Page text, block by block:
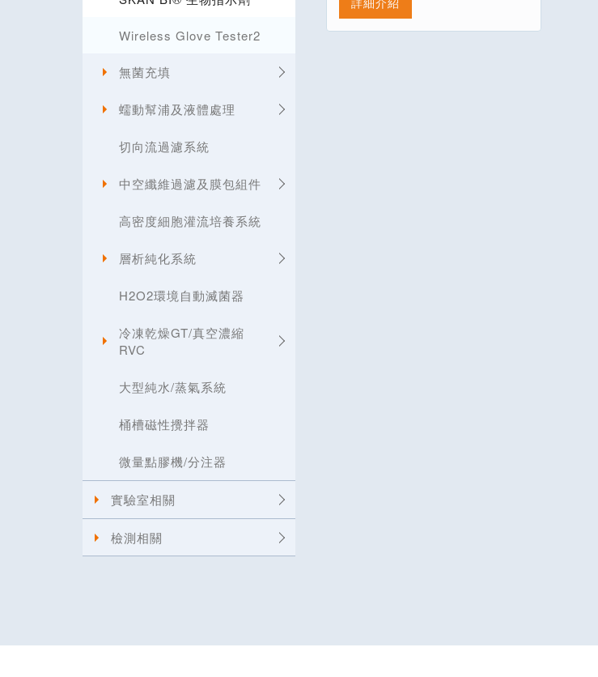
Wireless Glove Tester2
無菌充填
蠕動幫浦及液體處理
切向流過濾系統
中空纖維過濾及膜包組件
高密度細胞灌流培養系統
層析純化系統
H2O2環境自動滅菌器
冷凍乾燥GT/真空濃縮
RVC
大型純水/蒸氣系統
桶槽磁性攪拌器
微量點膠機/分注器
實驗室相關
檢測相關